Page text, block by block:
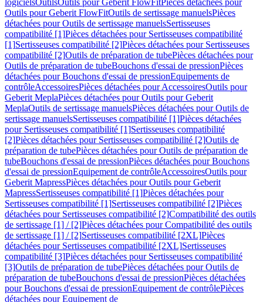
logicielsOutilsOutils pour Geberit FlowFitPièces détachées pour
Outils pour Geberit FlowFitOutils de sertissage manuelsPièces
détachées pour Outils de sertissage manuelsSertisseuses
compatibilité [1]Pièces détachées pour Sertisseuses compatibilité
[1]Sertisseuses compatibilité [2]Pièces détachées pour Sertisseuses
compatibilité [2]Outils de préparation de tubePièces détachées pour
Outils de préparation de tubeBouchons d'essai de pressionPièces
détachées pour Bouchons d'essai de pressionEquipements de
contrôleAccessoiresPièces détachées pour AccessoiresOutils pour
Geberit MeplaPièces détachées pour Outils pour Geberit
MeplaOutils de sertissage manuelsPièces détachées pour Outils de
sertissage manuelsSertisseuses compatibilité [1]Pièces détachées
pour Sertisseuses compatibilité [1]Sertisseuses compatibilité
[2]Pièces détachées pour Sertisseuses compatibilité [2]Outils de
préparation de tubePièces détachées pour Outils de préparation de
tubeBouchons d'essai de pressionPièces détachées pour Bouchons
d'essai de pressionEquipement de contrôleAccessoiresOutils pour
Geberit MapressPièces détachées pour Outils pour Geberit
MapressSertisseuses compatibilité [1]Pièces détachées pour
Sertisseuses compatibilité [1]Sertisseuses compatibilité [2]Pièces
détachées pour Sertisseuses compatibilité [2]Compatibilité des outils
de sertissage [1] / [2]Pièces détachées pour Compatibilité des outils
de sertissage [1] / [2]Sertisseuses compatibilité [2XL]Pièces
détachées pour Sertisseuses compatibilité [2XL]Sertisseuses
compatibilité [3]Pièces détachées pour Sertisseuses compatibilité
[3]Outils de préparation de tubePièces détachées pour Outils de
préparation de tubeBouchons d'essai de pressionPièces détachées
pour Bouchons d'essai de pressionEquipement de contrôlePièces
détachées pour Equipement de